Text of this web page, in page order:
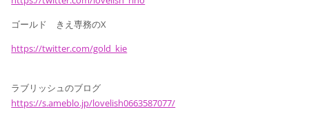
ゴールド きえ専務のX
https://twitter.com/gold_kie
ラブリッシュのブログ
https://s.ameblo.jp/lovelish0663587077/